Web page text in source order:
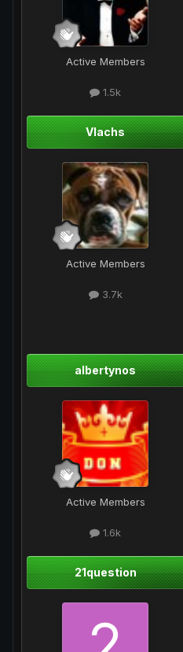
Active Members
1.5k
Vlachs
Active Members
3.7k
albertynos
Active Members
1.6k
21question